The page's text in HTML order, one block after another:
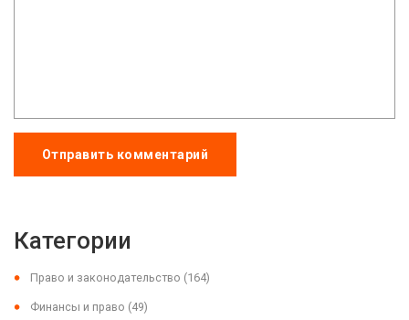
Отправить комментарий
Категории
Право и законодательство (164)
Финансы и право (49)